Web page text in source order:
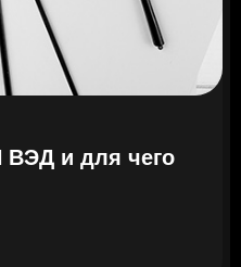
ВЭД и для чего